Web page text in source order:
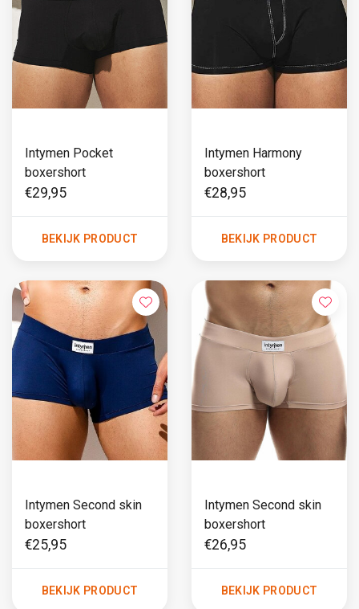
Intymen Pocket
boxershort
€29,95
BEKIJK PRODUCT
Intymen Harmony
boxershort
€28,95
BEKIJK PRODUCT
Intymen Second skin
boxershort
€25,95
BEKIJK PRODUCT
Intymen Second skin
boxershort
€26,95
BEKIJK PRODUCT